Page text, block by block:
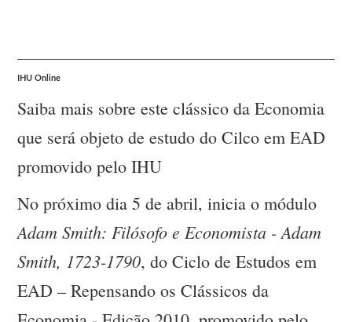
IHU Online
Saiba mais sobre este clássico da Economia
que será objeto de estudo do Cilco em EAD
promovido pelo IHU
No próximo dia 5 de abril, inicia o módulo
Adam Smith: Filósofo e Economista - Adam
Smith, 1723-1790, do Ciclo de Estudos em
EAD – Repensando os Clássicos da